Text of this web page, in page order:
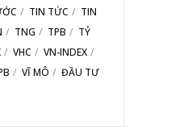
TIN TỨC
TIN
TNG TPB
TỶ
VHC
VN-INDEX
VĨ MÔ
ĐẦU TƯ